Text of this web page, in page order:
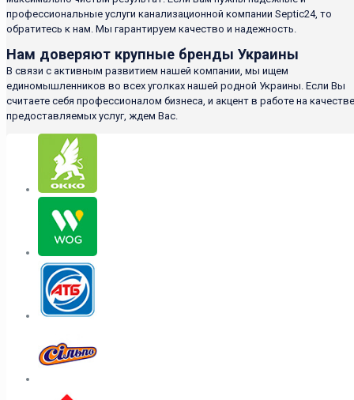
профессиональные услуги канализационной компании Septic24, то
обратитесь к нам. Мы гарантируем качество и надежность.
Нам доверяют крупные бренды Украины
В связи с активным развитием нашей компании, мы ищем
единомышленников во всех уголках нашей родной Украины. Если Вы
считаете себя профессионалом бизнеса, и акцент в работе на качестве
предоставляемых услуг, ждем Вас.